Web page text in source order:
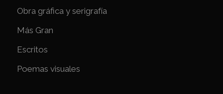
Obra gráfica y serigrafía
Más Gran
Escritos
Poemas visuales